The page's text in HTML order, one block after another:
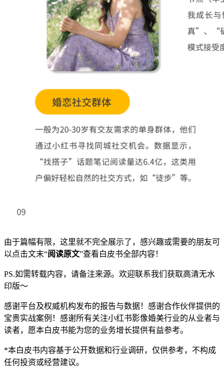
由于篇幅有限，这里就不完全展示了，感兴趣或需要的朋友可
以点击文末“阅读原文”查看白皮书全部内容！
PS.如需转载内容，请备注来源。欢迎联系我们获取高清无水
印版～
感谢平台及权威机构发布的报告与数据！感谢合作伙伴提供的
宝贵实战案例！感谢所有关注小红书影像婚美行业的从业者与
读者，愿本白皮书能为您的业务增长提供有益参考。
*本白皮书内容基于公开数据和行业调研，仅供参考，不构成
任何投资或经营建议。